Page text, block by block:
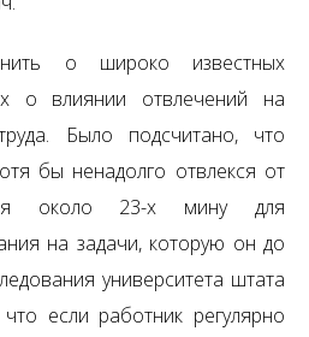
о широко известных
о влиянии отвлечений на
Было подсчитано, что
бы ненадолго отвлекся от
около 23-х мину для
на задачи, которую он до
университета штата
если работник регулярно